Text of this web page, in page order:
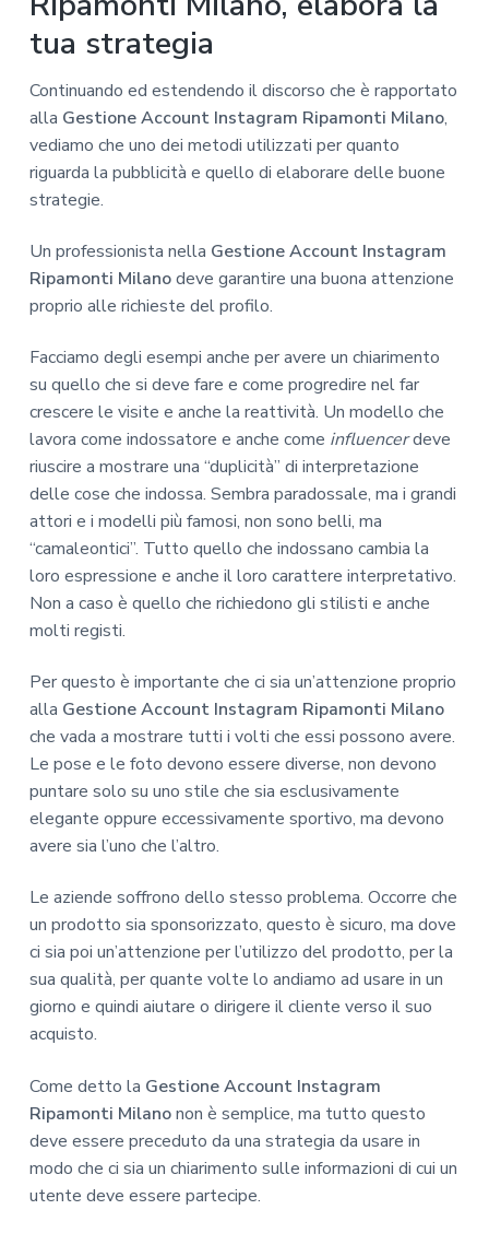
tua strategia
Continuando ed estendendo il discorso che è rapportato
alla Gestione Account Instagram Ripamonti Milano,
vediamo che uno dei metodi utilizzati per quanto
riguarda la pubblicità e quello di elaborare delle buone
strategie.
Un professionista nella Gestione Account Instagram
Ripamonti Milanodeve garantire una buona attenzione
proprio alle richieste del profilo.
Facciamo degli esempi anche per avere un chiarimento
su quello che si deve fare e come progredire nel far
crescere le visite e anche la reattività. Un modello che
lavora come indossatore e anche come influencerdeve
riuscire a mostrare una “duplicità” di interpretazione
delle cose che indossa. Sembra paradossale, ma i grandi
attori e i modelli più famosi, non sono belli, ma
“camaleontici”. Tutto quello che indossano cambia la
loro espressione e anche il loro carattere interpretativo.
Non a caso è quello che richiedono gli stilisti e anche
molti registi.
Per questo è importante che ci sia un’attenzione proprio
alla Gestione Account Instagram Ripamonti Milano
che vada a mostrare tutti i volti che essi possono avere.
Le pose e le foto devono essere diverse, non devono
puntare solo su uno stile che sia esclusivamente
elegante oppure eccessivamente sportivo, ma devono
avere sia l’uno che l’altro.
Le aziende soffrono dello stesso problema. Occorre che
un prodotto sia sponsorizzato, questo è sicuro, ma dove
ci sia poi un’attenzione per l’utilizzo del prodotto, per la
sua qualità, per quante volte lo andiamo ad usare in un
giorno e quindi aiutare o dirigere il cliente verso il suo
acquisto.
Come detto la Gestione Account Instagram
Ripamonti Milanonon è semplice, ma tutto questo
deve essere preceduto da una strategia da usare in
modo che ci sia un chiarimento sulle informazioni di cui un
utente deve essere partecipe.